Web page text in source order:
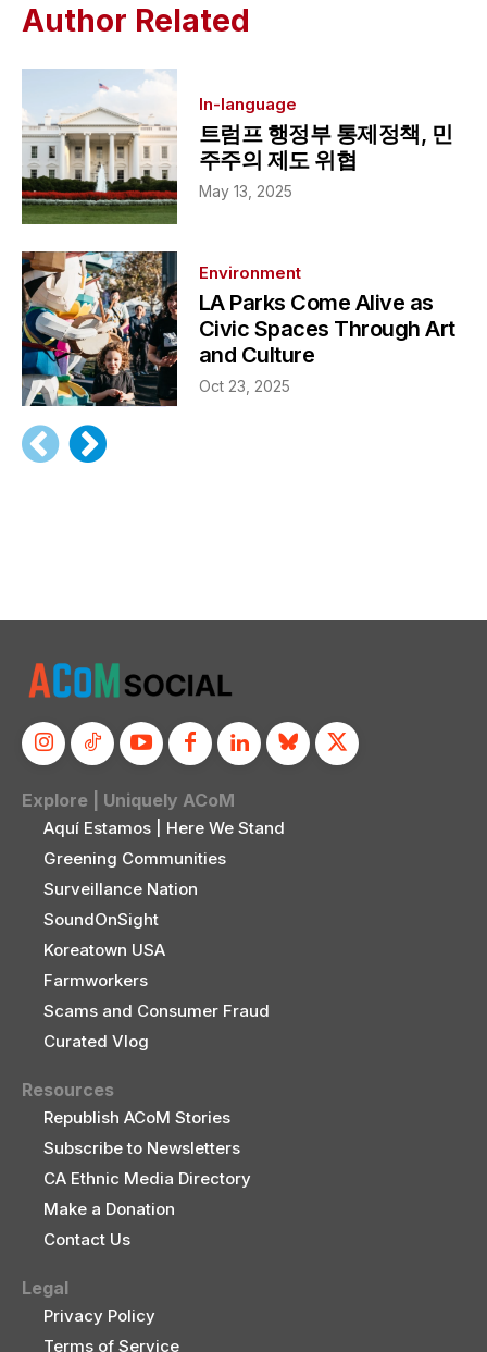
Author Related
In-language
트럼프 행정부 통제정책, 민
주주의 제도 위협
May 13, 2025
Environment
LA Parks Come Alive as
Civic Spaces Through Art
and Culture
Oct 23, 2025
Explore | Uniquely ACoM
Aquí Estamos | Here We Stand
Greening Communities
Surveillance Nation
SoundOnSight
Koreatown USA
Farmworkers
Scams and Consumer Fraud
Curated Vlog
Resources
Republish ACoM Stories
Subscribe to Newsletters
CA Ethnic Media Directory
Make a Donation
Contact Us
Legal
Privacy Policy
Terms of Service